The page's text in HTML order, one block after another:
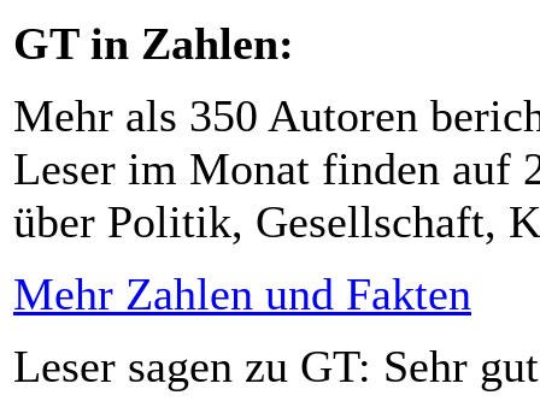
GT in Zahlen:
Mehr als 350 Autoren
Leser im Monat finden auf
über Politik, Gesellschaft,
Mehr Zahlen und Fakten
Leser sagen zu GT: Sehr